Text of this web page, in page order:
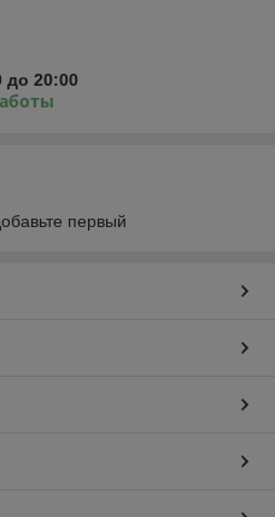
до 20:00
первый